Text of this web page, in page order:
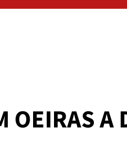
OEIRAS